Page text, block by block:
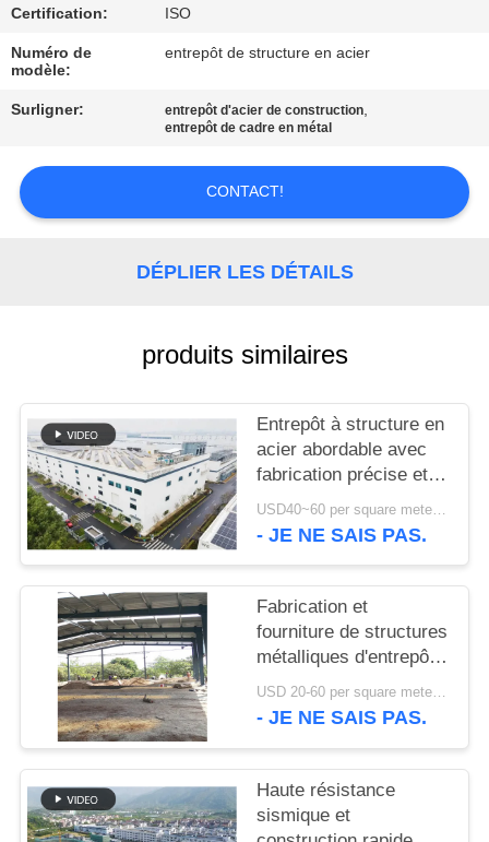
VISITE
DE
L'USINE
CONTRÔLE
QUALITÉ
NOUVELLES
CAS
PLAN
DU
SITE
POLITIQUE
CONFIDENTIALITÉ
Certification: ISO
Numéro de
modèle:
entrepôt de structure en acier
Surligner: entrepôt d'acier de construction,
entrepôt de cadre en métal
CONTACT!
DÉPLIER LES DÉTAILS
produits similaires
Entrepôt à structure en
acier abordable avec
fabrication précise et
solution de livraison
unique
USD40~60 per square meter MOQ:1000 sqm
- JE NE SAIS PAS.
Fabrication et
fourniture de structures
métalliques d'entrepôt
avec conception de
portiques
USD 20-60 per square meter MOQ:1000 M²
- JE NE SAIS PAS.
Haute résistance
sismique et